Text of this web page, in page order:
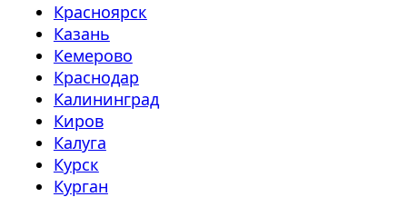
Красноярск
Казань
Кемерово
Краснодар
Калининград
Киров
Калуга
Курск
Курган